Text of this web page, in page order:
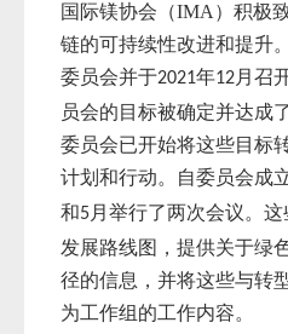
国际镁协会（IMA）积极
链的可持续性改进和提升
委员会并于2021年12月召
员会的目标被确定并达成
委员会已开始将这些目标
计划和行动。自委员会成
和5月举行了两次会议。
发展路线图，提供关于绿
径的信息，并将这些与转
为工作组的工作内容。